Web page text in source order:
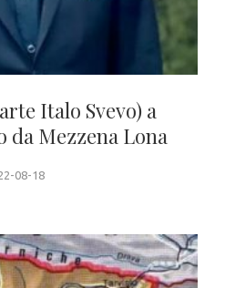
Italo Svevo) a
Mezzena Lona
08-18